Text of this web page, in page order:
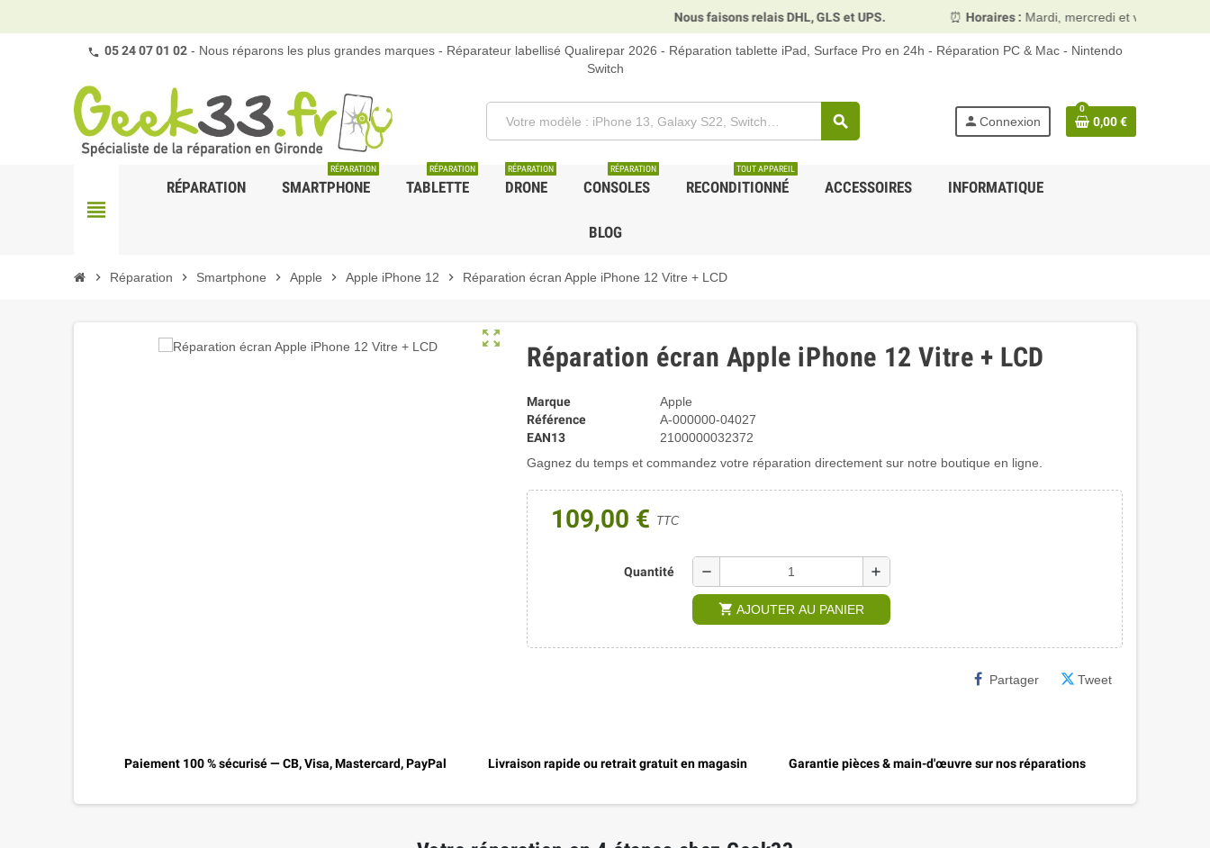
Nous faisons relais DHL, GLS et UPS. ⏰Horaires : Mardi, mercredi et vendredi 10h00–13h30 &
05 24 07 01 02 - Nous réparons les plus grandes marques - Réparateur labellisé Qualirepar 2026 - Réparation tablette iPad, Surface Pro en 24h - Réparation PC & Mac - Nintendo
Switch
search person Connexion
0
0,00 €
view_headline
RÉPARATION SMARTPHONE
RÉPARATION
TABLETTE
RÉPARATION
DRONE
RÉPARATION
CONSOLES
RÉPARATION
RECONDITIONNÉ
TOUT APPAREIL
ACCESSOIRES INFORMATIQUE
BLOG
chevron_right Réparation chevron_right Smartphone chevron_right Apple chevron_right Apple iPhone 12 chevron_right Réparation écran Apple iPhone 12 Vitre + LCD
zoom_out_map
Réparation écran Apple iPhone 12 Vitre + LCD
Marque
Apple
Référence
A-000000-04027
EAN13
2100000032372
Gagnez du temps et commandez votre réparation directement sur notre boutique en ligne.
109,00 € TTC
Quantité remove add
shopping_cart AJOUTER AU PANIER
Partager Tweet
Paiement 100 % sécurisé — CB, Visa, Mastercard, PayPal Livraison rapide ou retrait gratuit en magasin Garantie pièces & main-d'œuvre sur nos réparations